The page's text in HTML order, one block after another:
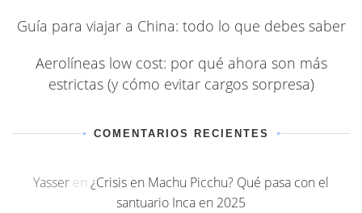
Guía para viajar a China: todo lo que debes saber
Aerolíneas low cost: por qué ahora son más
estrictas (y cómo evitar cargos sorpresa)
COMENTARIOS RECIENTES
Yasser en ¿Crisis en Machu Picchu? Qué pasa con el
santuario Inca en 2025